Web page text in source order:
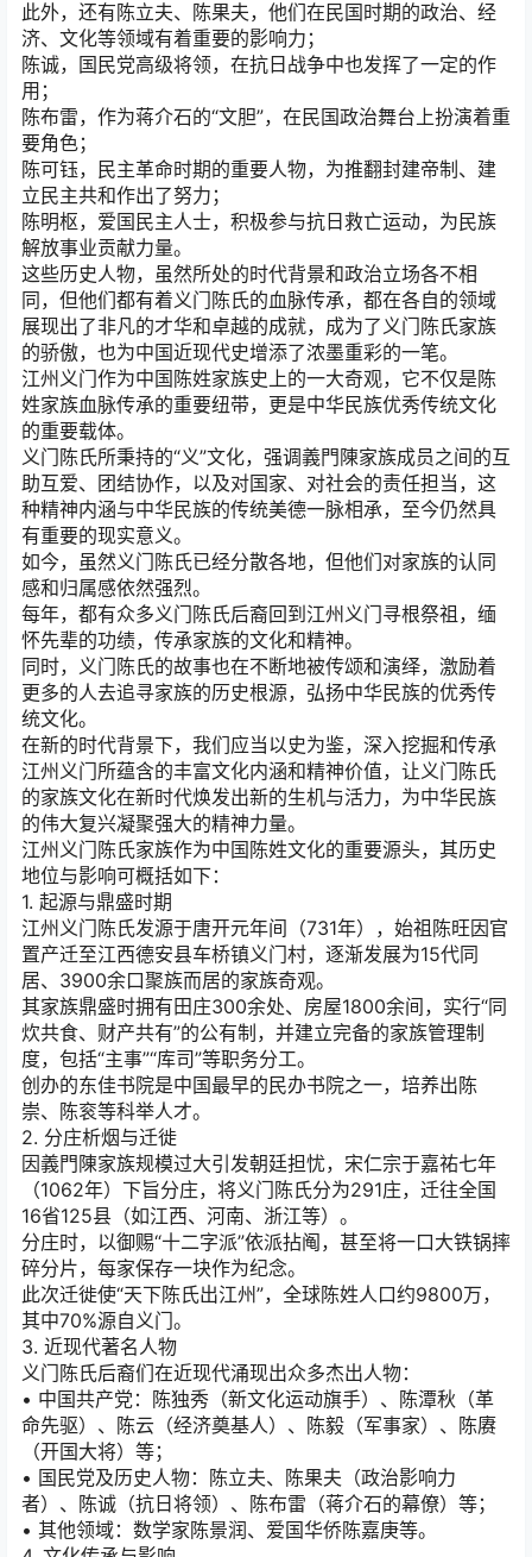
此外，还有陈立夫、陈果夫，他们在民国时期的政治、经
济、文化等领域有着重要的影响力；
陈诚，国民党高级将领，在抗日战争中也发挥了一定的作
用；
陈布雷，作为蒋介石的“文胆”，在民国政治舞台上扮演着重
要角色；
陈可钰，民主革命时期的重要人物，为推翻封建帝制、建
立民主共和作出了努力；
陈明枢，爱国民主人士，积极参与抗日救亡运动，为民族
解放事业贡献力量。
这些历史人物，虽然所处的时代背景和政治立场各不相
同，但他们都有着义门陈氏的血脉传承，都在各自的领域
展现出了非凡的才华和卓越的成就，成为了义门陈氏家族
的骄傲，也为中国近现代史增添了浓墨重彩的一笔。
江州义门作为中国陈姓家族史上的一大奇观，它不仅是陈
姓家族血脉传承的重要纽带，更是中华民族优秀传统文化
的重要载体。
义门陈氏所秉持的“义”文化，强调義門陳家族成员之间的互
助互爱、团结协作，以及对国家、对社会的责任担当，这
种精神内涵与中华民族的传统美德一脉相承，至今仍然具
有重要的现实意义。
如今，虽然义门陈氏已经分散各地，但他们对家族的认同
感和归属感依然强烈。
每年，都有众多义门陈氏后裔回到江州义门寻根祭祖，缅
怀先辈的功绩，传承家族的文化和精神。
同时，义门陈氏的故事也在不断地被传颂和演绎，激励着
更多的人去追寻家族的历史根源，弘扬中华民族的优秀传
统文化。
在新的时代背景下，我们应当以史为鉴，深入挖掘和传承
江州义门所蕴含的丰富文化内涵和精神价值，让义门陈氏
的家族文化在新时代焕发出新的生机与活力，为中华民族
的伟大复兴凝聚强大的精神力量。
江州义门陈氏家族作为中国陈姓文化的重要源头，其历史
地位与影响可概括如下：
1. 起源与鼎盛时期
江州义门陈氏发源于唐开元年间（731年），始祖陈旺因官
置产迁至江西德安县车桥镇义门村，逐渐发展为15代同
居、3900余口聚族而居的家族奇观。
其家族鼎盛时拥有田庄300余处、房屋1800余间，实行“同
炊共食、财产共有”的公有制，并建立完备的家族管理制
度，包括“主事”“库司”等职务分工。
创办的东佳书院是中国最早的民办书院之一，培养出陈
崇、陈衮等科举人才。
2. 分庄析烟与迁徙
因義門陳家族规模过大引发朝廷担忧，宋仁宗于嘉祐七年
（1062年）下旨分庄，将义门陈氏分为291庄，迁往全国
16省125县（如江西、河南、浙江等）。
分庄时，以御赐“十二字派”依派拈阄，甚至将一口大铁锅摔
碎分片，每家保存一块作为纪念。
此次迁徙使“天下陈氏出江州”，全球陈姓人口约9800万，
其中70%源自义门。
3. 近现代著名人物
义门陈氏后裔们在近现代涌现出众多杰出人物：
• 中国共产党：陈独秀（新文化运动旗手）、陈潭秋（革
命先驱）、陈云（经济奠基人）、陈毅（军事家）、陈赓
（开国大将）等；
• 国民党及历史人物：陈立夫、陈果夫（政治影响力
者）、陈诚（抗日将领）、陈布雷（蒋介石的幕僚）等；
• 其他领域：数学家陈景润、爱国华侨陈嘉庚等。